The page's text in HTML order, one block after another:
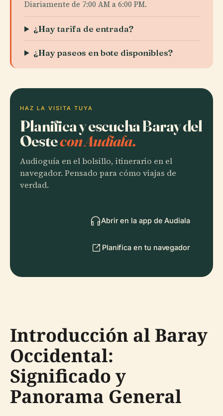
Diariamente de 7:00 AM a 6:00 PM.
¿Hay tarifa de entrada?
¿Hay paseos en bote disponibles?
HAZ LA VISITA TUYA
Planifica y escucha Baray del
Oestecon Audiala.
Audioguía en el bolsillo, itinerario en el
navegador. Pensado para cómo viajas de
verdad.
Abrir en la app de Audiala
Planifica en tu navegador
Introducción al Baray
Occidental:
Significado y
Panorama General